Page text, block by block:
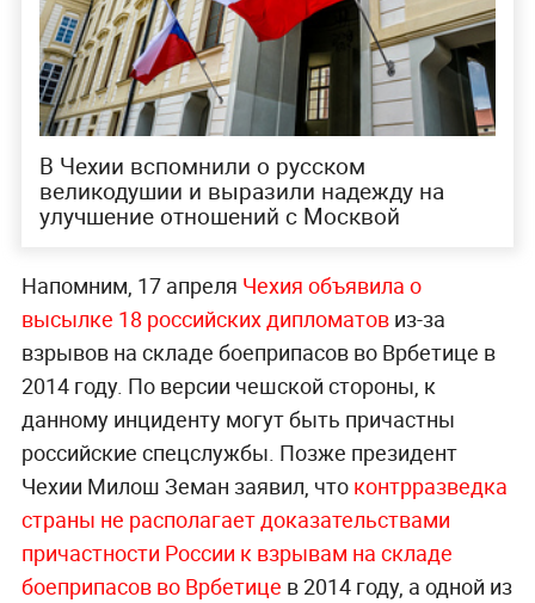
В Чехии вспомнили о русском
великодушии и выразили надежду на
улучшение отношений с Москвой
Напомним, 17 апреля Чехия объявила о
высылке 18 российских дипломатовиз-за
взрывов на складе боеприпасов во Врбетице в
2014 году. По версии чешской стороны, к
данному инциденту могут быть причастны
российские спецслужбы. Позже президент
Чехии Милош Земан заявил, чтоконтрразведка
страны не располагает доказательствами
причастности России к взрывам на складе
боеприпасов во Врбетице в 2014 году, а одной из